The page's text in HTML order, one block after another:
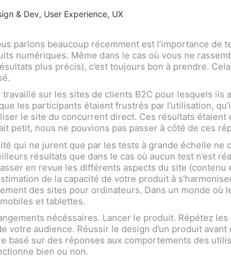
& Dev, User Experience, UX
parlons beaucoup récemment est l’importance
numériques. Même dans le cas où vous ne
plus précis), c’est toujours bon à prendre.
travaillé sur les sites de clients B2C pour lesquels
les participants étaient frustrés par l’utilisation,
le site du concurrent direct. Ces résultats
petit, nous ne pouvions pas passer à côté de ces
qui ne jurent que par les tests à grande échelle
résultats que dans le cas où aucun test n’est
en revue les différents aspects du site
de la capacité de votre produit à
des sites pour ordinateurs. Dans un monde
et tablettes.
nécéssaires. Lancer le produit. Répétez
votre audience. Réussir le design d’un produit
basé sur des réponses aux comportements des
bien ou non.